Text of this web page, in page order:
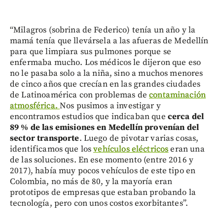
“Milagros (sobrina de Federico) tenía un año y la
mamá tenía que llevársela a las afueras de Medellín
para que limpiara sus pulmones porque se
enfermaba mucho. Los médicos le dijeron que eso
no le pasaba solo a la niña, sino a muchos menores
de cinco años que crecían en las grandes ciudades
de Latinoamérica con problemas decontaminación
atmosférica. Nos pusimos a investigar y
encontramos estudios que indicaban que cerca del
89 % de las emisiones en Medellín provenían del
sector transporte. Luego de pivotar varias cosas,
identificamos que losvehículos eléctricoseran una
de las soluciones. En ese momento (entre 2016 y
2017), había muy pocos vehículos de este tipo en
Colombia, no más de 80, y la mayoría eran
prototipos de empresas que estaban probando la
tecnología, pero con unos costos exorbitantes”.